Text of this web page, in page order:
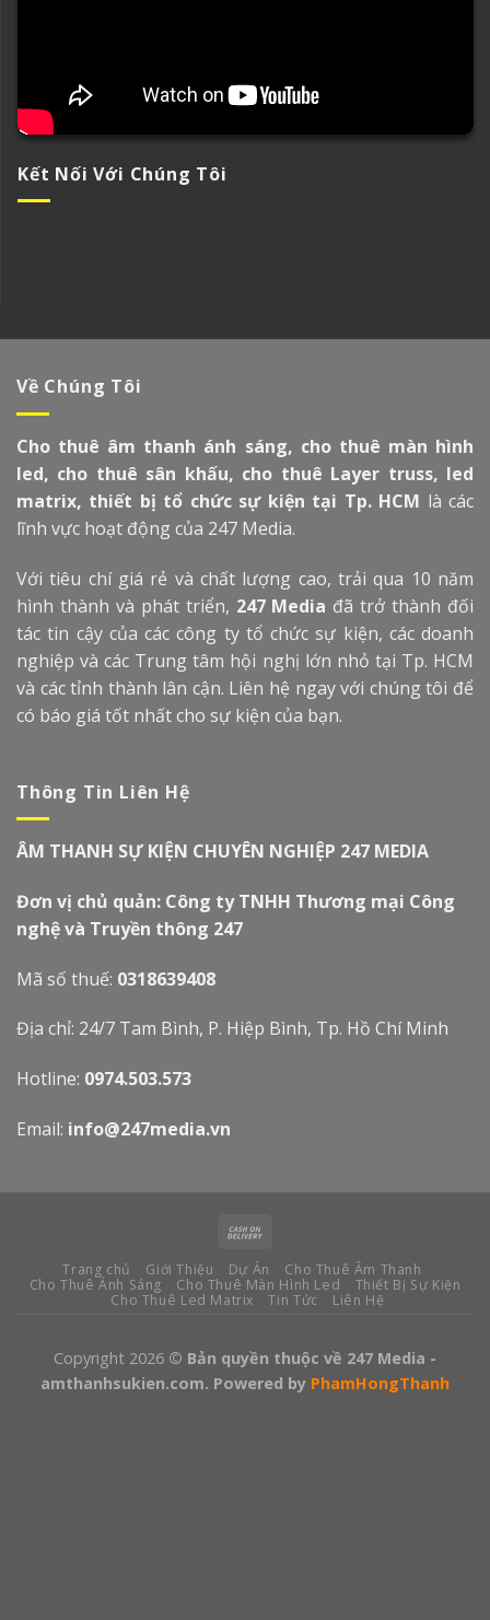
Kết Nối Với Chúng Tôi
Về Chúng Tôi
Cho thuê âm thanh ánh sáng, cho thuê màn hình
led, cho thuê sân khấu, cho thuê Layer truss, led
matrix, thiết bị tổ chức sự kiện tại Tp. HCM là các
lĩnh vực hoạt động của 247 Media.
Với tiêu chí giá rẻ và chất lượng cao, trải qua 10 năm
hình thành và phát triển, 247 Media đã trở thành đối
tác tin cậy của các công ty tổ chức sự kiện, các doanh
nghiệp và các Trung tâm hội nghị lớn nhỏ tại Tp. HCM
và các tỉnh thành lân cận. Liên hệ ngay với chúng tôi để
có báo giá tốt nhất cho sự kiện của bạn.
Thông Tin Liên Hệ
ÂM THANH SỰ KIỆN CHUYÊN NGHIỆP 247 MEDIA
Đơn vị chủ quản: Công ty TNHH Thương mại Công
nghệ và Truyền thông 247
Mã số thuế: 0318639408
Địa chỉ: 24/7 Tam Bình, P. Hiệp Bình, Tp. Hồ Chí Minh
Hotline: 0974.503.573
Email: info@247media.vn
Trang chủ Giới Thiệu Dự Án
Cho Thuê Âm Thanh
Cho Thuê Ánh Sáng
Cho Thuê Màn Hình Led
Thiết Bị Sự Kiện
Cho Thuê Led Matrix
Tin Tức Liên Hệ
Copyright 2026 © Bản quyền thuộc về 247 Media -
amthanhsukien.com. Powered by PhamHongThanh